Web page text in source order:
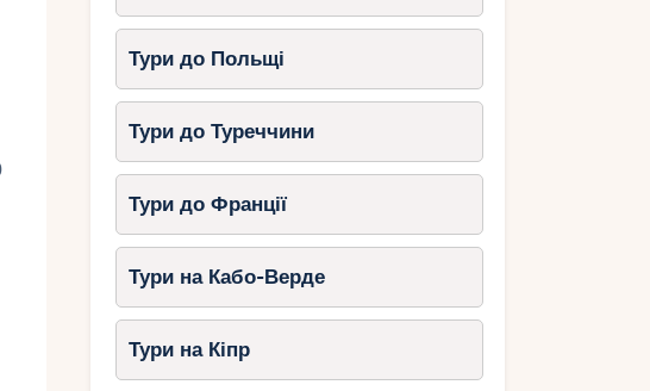
Тури до Польщі
Тури до Туреччини
Тури до Франції
Тури на Кабо-Верде
Тури на Кіпр